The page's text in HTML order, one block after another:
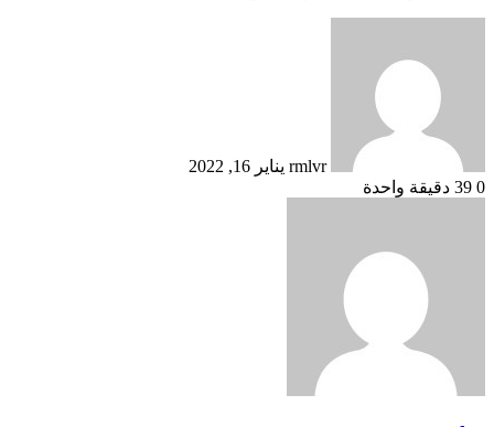
rmlvr يناير 16, 2022
0
دقيقة واحدة